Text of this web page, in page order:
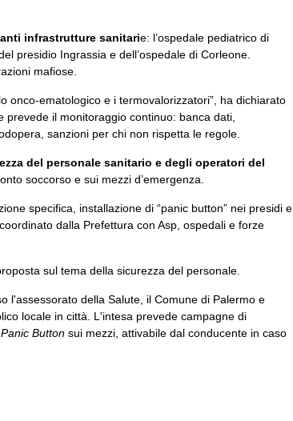
infrastrutture sanitarie: l’ospedale pediatrico di
presidio Ingrassia e dell’ospedale di Corleone.
mafiose.
onco-ematologico e i termovalorizzatori”, ha dichiarato
il monitoraggio continuo: banca dati,
sanzioni per chi non rispetta le regole.
del personale sanitario e degli operatori del
soccorso e sui mezzi d’emergenza.
specifica, installazione di “panic button” nei presidi e
dalla Prefettura con Asp, ospedali e forze
sul tema della sicurezza del personale.
l'assessorato della Salute, il Comune di Palermo e
locale in città. L'intesa prevede campagne di
Panic Button sui mezzi, attivabile dal conducente in caso